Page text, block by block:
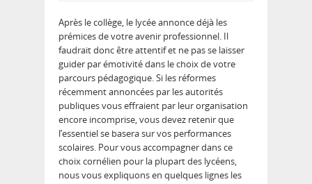
Après le collège, le lycée annonce déjà les
prémices de votre avenir professionnel. Il
faudrait donc être attentif et ne pas se laisser
guider par émotivité dans le choix de votre
parcours pédagogique. Si les réformes
récemment annoncées par les autorités
publiques vous effraient par leur organisation
encore incomprise, vous devez retenir que
l’essentiel se basera sur vos performances
scolaires. Pour vous accompagner dans ce
choix cornélien pour la plupart des lycéens,
nous vous expliquons en quelques lignes les